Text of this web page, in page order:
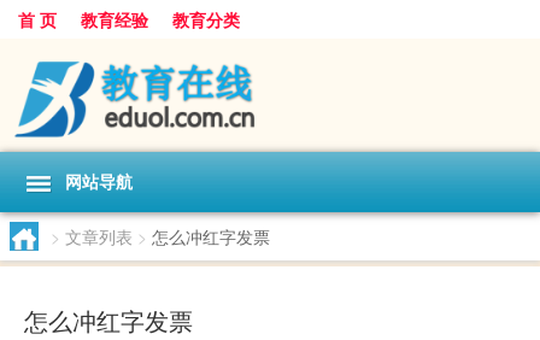
首 页 教育经验 教育分类
网站导航
> 文章列表 > 怎么冲红字发票
怎么冲红字发票